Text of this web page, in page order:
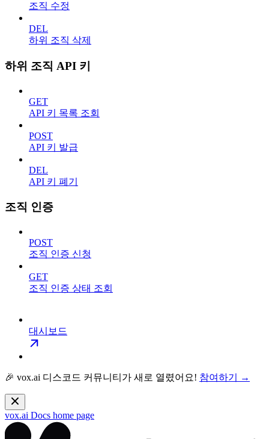
조직 수정
DEL
하위 조직 삭제
하위 조직 API 키
GET
API 키 목록 조회
POST
API 키 발급
DEL
API 키 폐기
조직 인증
POST
조직 인증 신청
GET
조직 인증 상태 조회
대시보드
🎉 vox.ai 디스코드 커뮤니티가 새로 열렸어요! 참여하기 →
vox.ai Docs home page